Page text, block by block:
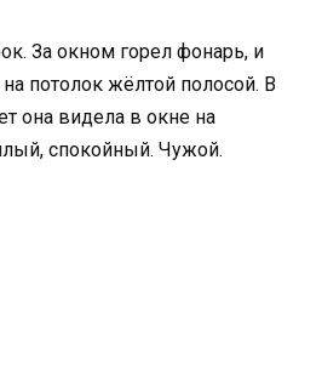
За окном горел фонарь, и
потолок жёлтой полосой. В
она видела в окне на
спокойный. Чужой.